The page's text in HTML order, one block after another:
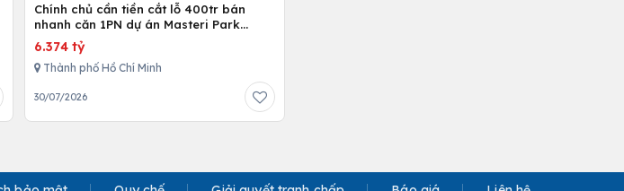
Chính chủ cần tiền cắt lỗ 400tr bán
nhanh căn 1PN dự án Masteri Park
Place
6.374 tỷ
Thành phố Hồ Chí Minh
30/07/2026